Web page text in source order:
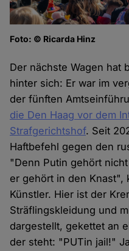
Foto: © Ricarda Hinz
Der nächste Wagen hat
hinter sich: Er war im
der fünften
die Den Haag vor dem
Strafgerichtshof. Seit
Haftbefehl gegen den
"Denn Putin gehört
er gehört in den Knast",
Künstler. Hier ist der
Sträflingskleidung und
dargestellt, gekettet an
der steht: "PUTin jail!"